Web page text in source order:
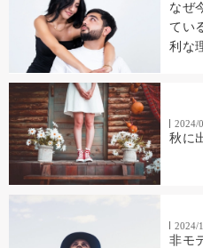
なぜ
てい
利な
2024/
秋に
2024/
非モ